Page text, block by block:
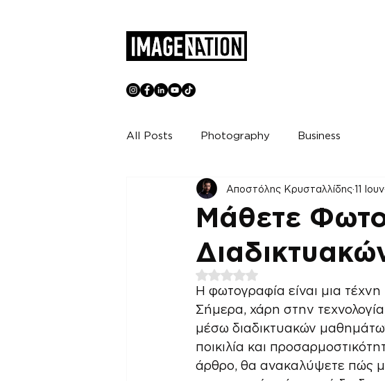
All Posts Photography Business
Μάθετε
Αποστόλης Κρυσταλλίδης 11 Ιουν
Βαθμολογήθηκε με NaN από 5
Η φωτογραφία είναι μια
Σήμερα, χάρη στην
μέσω διαδικτυακών
ποικιλία και
άρθρο, θα ανακαλύψετε πώς